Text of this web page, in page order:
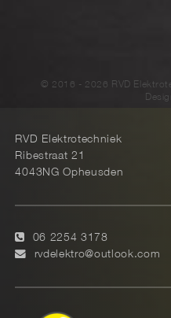
© 2016 - 2026 RVD
RVD Elektrotechniek
Ribestraat 21
4043NG Opheusden
06 2254 3178
rvdelektro@outlook.com